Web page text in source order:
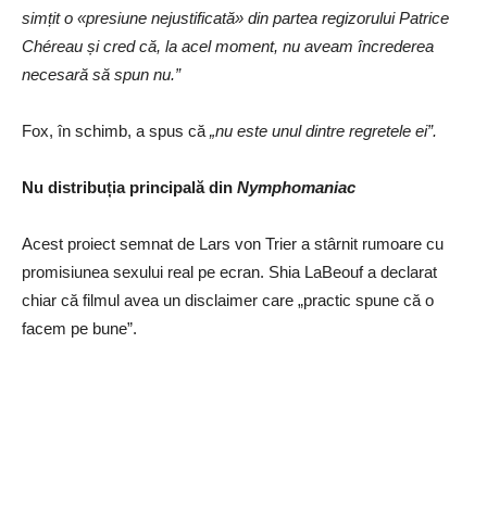
simțit o «presiune nejustificată» din partea regizorului Patrice
Chéreau și cred că, la acel moment, nu aveam încrederea
necesară să spun nu.”
Fox, în schimb, a spus că „nu este unul dintre regretele ei”.
Nu distribuția principală din Nymphomaniac
Acest proiect semnat de Lars von Trier a stârnit rumoare cu
promisiunea sexului real pe ecran. Shia LaBeouf a declarat
chiar că filmul avea un disclaimer care „practic spune că o
facem pe bune”.